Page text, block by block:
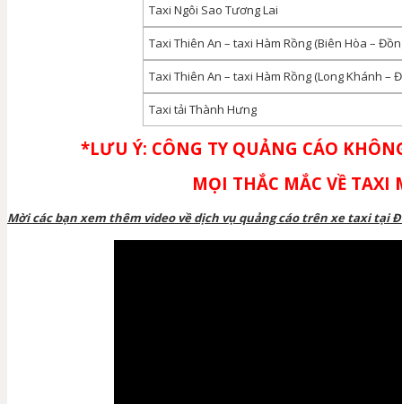
Taxi Ngôi Sao Tương Lai
Taxi Thiên An – taxi Hàm Rồng (Biên Hòa –
Taxi Thiên An – taxi Hàm Rồng (Long Khánh –
Taxi tải Thành Hưng
*LƯU Ý: CÔNG TY QUẢNG CÁO
MỌI THẮC MẮC VỀ TAXI
Mời các bạn xem thêm video về dịch vụ quảng cáo trên xe taxi tại